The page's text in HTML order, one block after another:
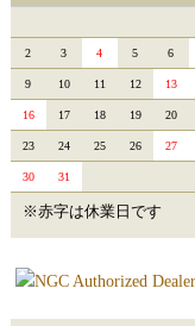
2 3 4 5 6
9 10 11 12 13
16 17 18 19 20
23 24 25 26 27
30 31
※赤字は休業日です